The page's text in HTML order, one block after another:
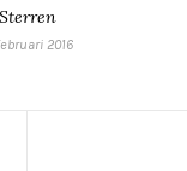
Sterren
2016